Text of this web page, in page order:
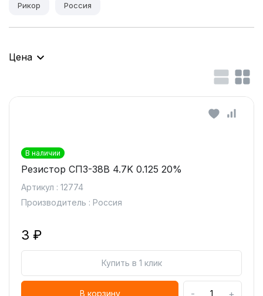
Рикор Россия
Цена
В наличии
Резистор СП3-38В 4.7K 0.125 20%
Артикул : 12774
Производитель : Россия
3 ₽
Купить в 1 клик
В корзину - +